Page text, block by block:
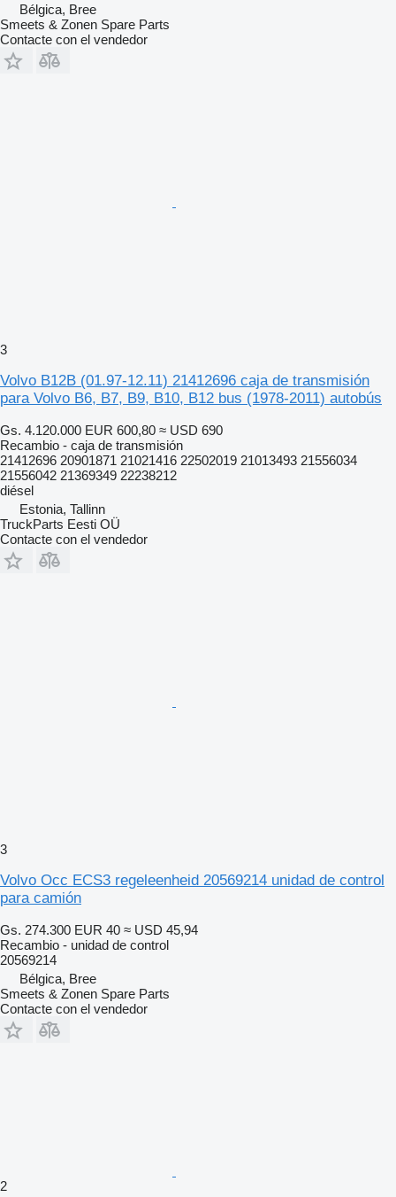
Bélgica, Bree
Smeets & Zonen Spare Parts
Contacte con el vendedor
3
Volvo B12B (01.97-12.11) 21412696 caja de transmisión
para Volvo B6, B7, B9, B10, B12 bus (1978-2011) autobús
Gs. 4.120.000 EUR 600,80 ≈ USD 690
Recambio - caja de transmisión
21412696 20901871 21021416 22502019 21013493 21556034
21556042 21369349 22238212
diésel
Estonia, Tallinn
TruckParts Eesti OÜ
Contacte con el vendedor
3
Volvo Occ ECS3 regeleenheid 20569214 unidad de control
para camión
Gs. 274.300 EUR 40 ≈ USD 45,94
Recambio - unidad de control
20569214
Bélgica, Bree
Smeets & Zonen Spare Parts
Contacte con el vendedor
2